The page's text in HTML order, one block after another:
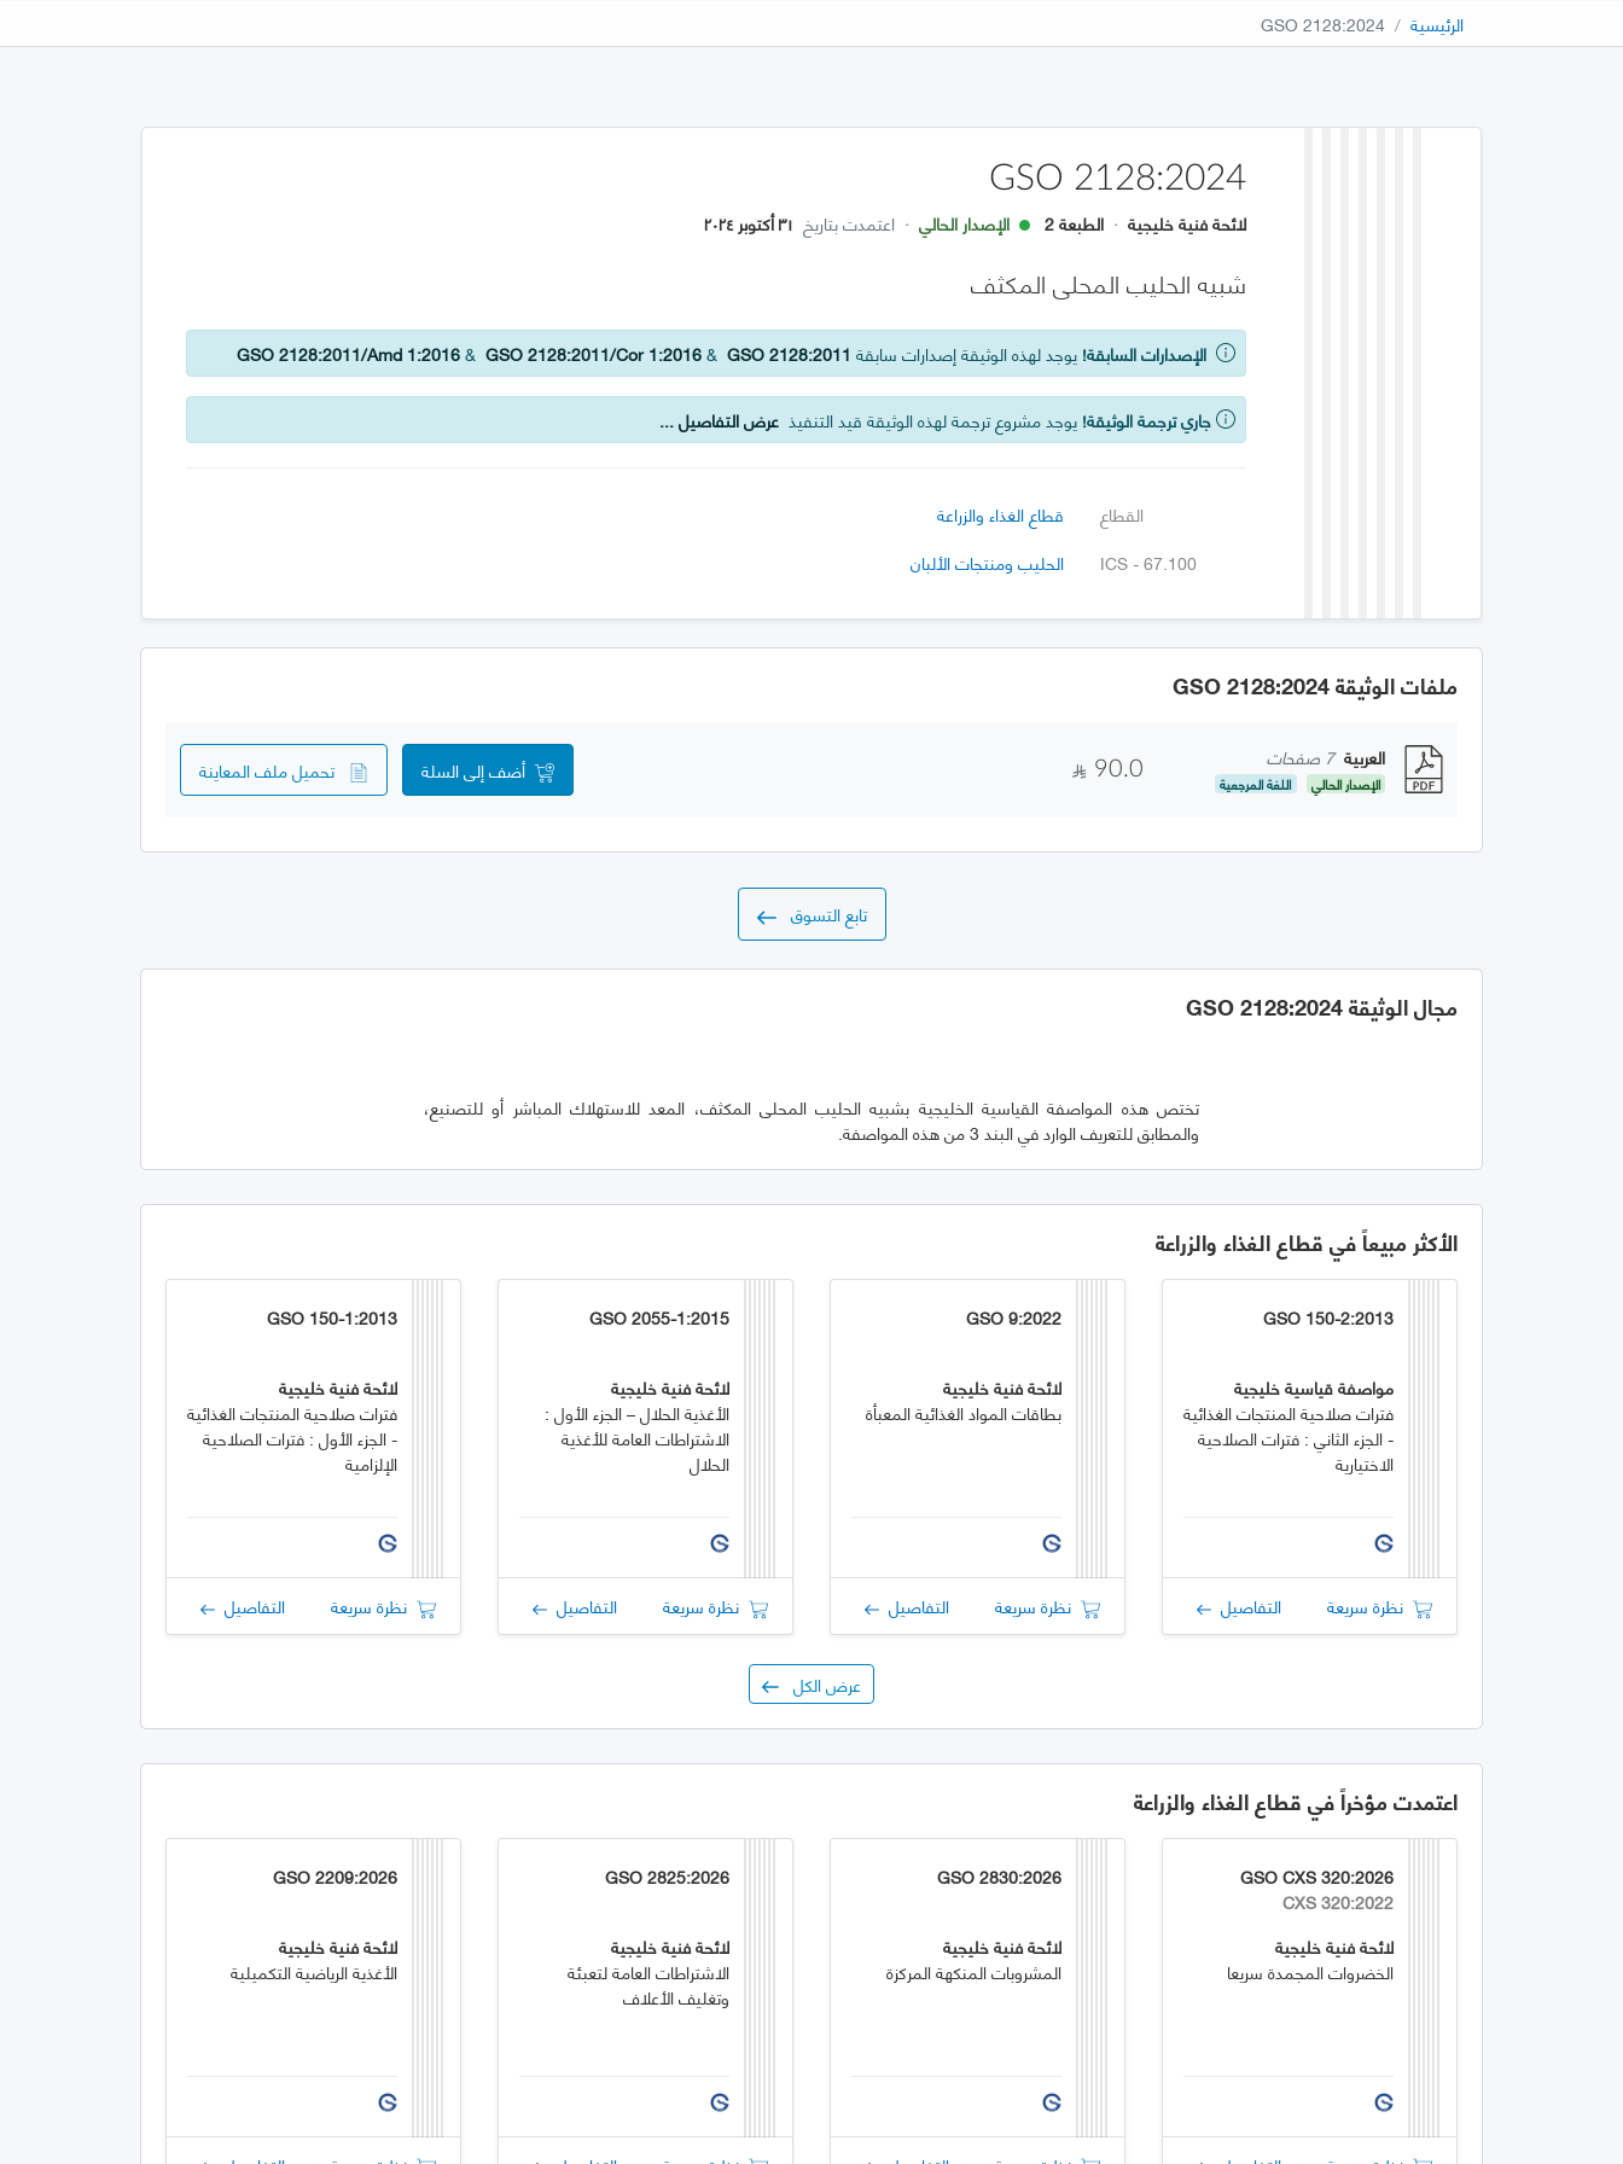
الرئيسية GSO 2128:2024
GSO 2128:2024
لائحة فنية خليجية · الطبعة 2 الإصدار الحالي · اعتمدت بتاريخ ٣١ أكتوبر ٢٠٢٤
شبيه الحليب المحلى المكثف
الإصدارات السابقة! يوجد لهذه الوثيقة إصدارات سابقة GSO 2128:2011/Amd 1:2016&GSO 2128:2011/Cor 1:2016&GSO 2128:2011
جاري ترجمة الوثيقة! يوجد مشروع ترجمة لهذه الوثيقة قيد التنفيذ عرض التفاصيل ...
القطاع
قطاع الغذاء والزراعة
ICS - 67.100
الحليب ومنتجات الألبان
ملفات الوثيقة GSO 2128:2024
العربية 7 صفحات
الإصدار الحالي اللغة المرجعية
90.0 أضف إلى السلة تحميل ملف المعاينة
تابع التسوق
مجال الوثيقة GSO 2128:2024
تختص هذه المواصفة القياسية الخليجية بشبيه الحليب المحلى المكثف، المعد للاستهلاك المباشر أو للتصنيع،
والمطابق للتعريف الوارد في البند 3 من هذه المواصفة.
الأكثر مبيعاً في قطاع الغذاء والزراعة
GSO 150-2:2013
مواصفة قياسية خليجية
فترات صلاحية المنتجات الغذائية
- الجزء الثاني : فترات الصلاحية
الاختيارية
نظرة سريعة التفاصيل
GSO 9:2022
لائحة فنية خليجية
بطاقات المواد الغذائية المعبأة
نظرة سريعة التفاصيل
GSO 2055-1:2015
لائحة فنية خليجية
الأغذية الحلال – الجزء الأول :
الاشتراطات العامة للأغذية
الحلال
نظرة سريعة التفاصيل
GSO 150-1:2013
لائحة فنية خليجية
فترات صلاحية المنتجات الغذائية
- الجزء الأول : فترات الصلاحية
الإلزامية
نظرة سريعة التفاصيل
عرض الكل
اعتمدت مؤخراً في قطاع الغذاء والزراعة
GSO CXS 320:2026
CXS 320:2022
لائحة فنية خليجية
الخضروات المجمدة سريعا
GSO 2830:2026
لائحة فنية خليجية
المشروبات المنكهة المركزة
GSO 2825:2026
لائحة فنية خليجية
الاشتراطات العامة لتعبئة
وتغليف الأعلاف
GSO 2209:2026
لائحة فنية خليجية
الأغذية الرياضية التكميلية